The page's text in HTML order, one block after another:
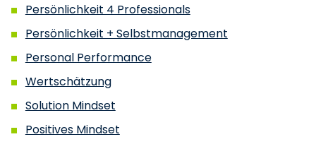
Persönlichkeit 4 Professionals
Persönlichkeit + Selbstmanagement
Personal Performance
Wertschätzung
Solution Mindset
Positives Mindset